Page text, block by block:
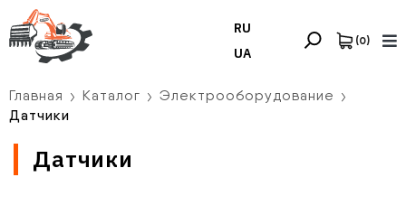
RU
UA
(0)
Главная Каталог
Электрооборудование
Датчики
Датчики